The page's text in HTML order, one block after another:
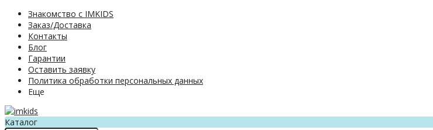
Знакомство с IMKIDS
Заказ/Доставка
Контакты
Блог
Гарантии
Оставить заявку
Политика обработки персональных данных
Еще
Каталог